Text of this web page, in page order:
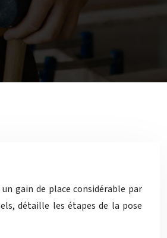
gain de place considérable par
détaille les étapes de la pose